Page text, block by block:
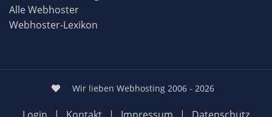
Alle Webhoster
Webhoster-Lexikon
Wir lieben Webhosting 2006 - 2026
Login | Kontakt | Impressum | Datenschutz